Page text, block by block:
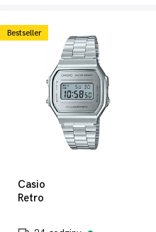
Bestseller
Casio
Retro